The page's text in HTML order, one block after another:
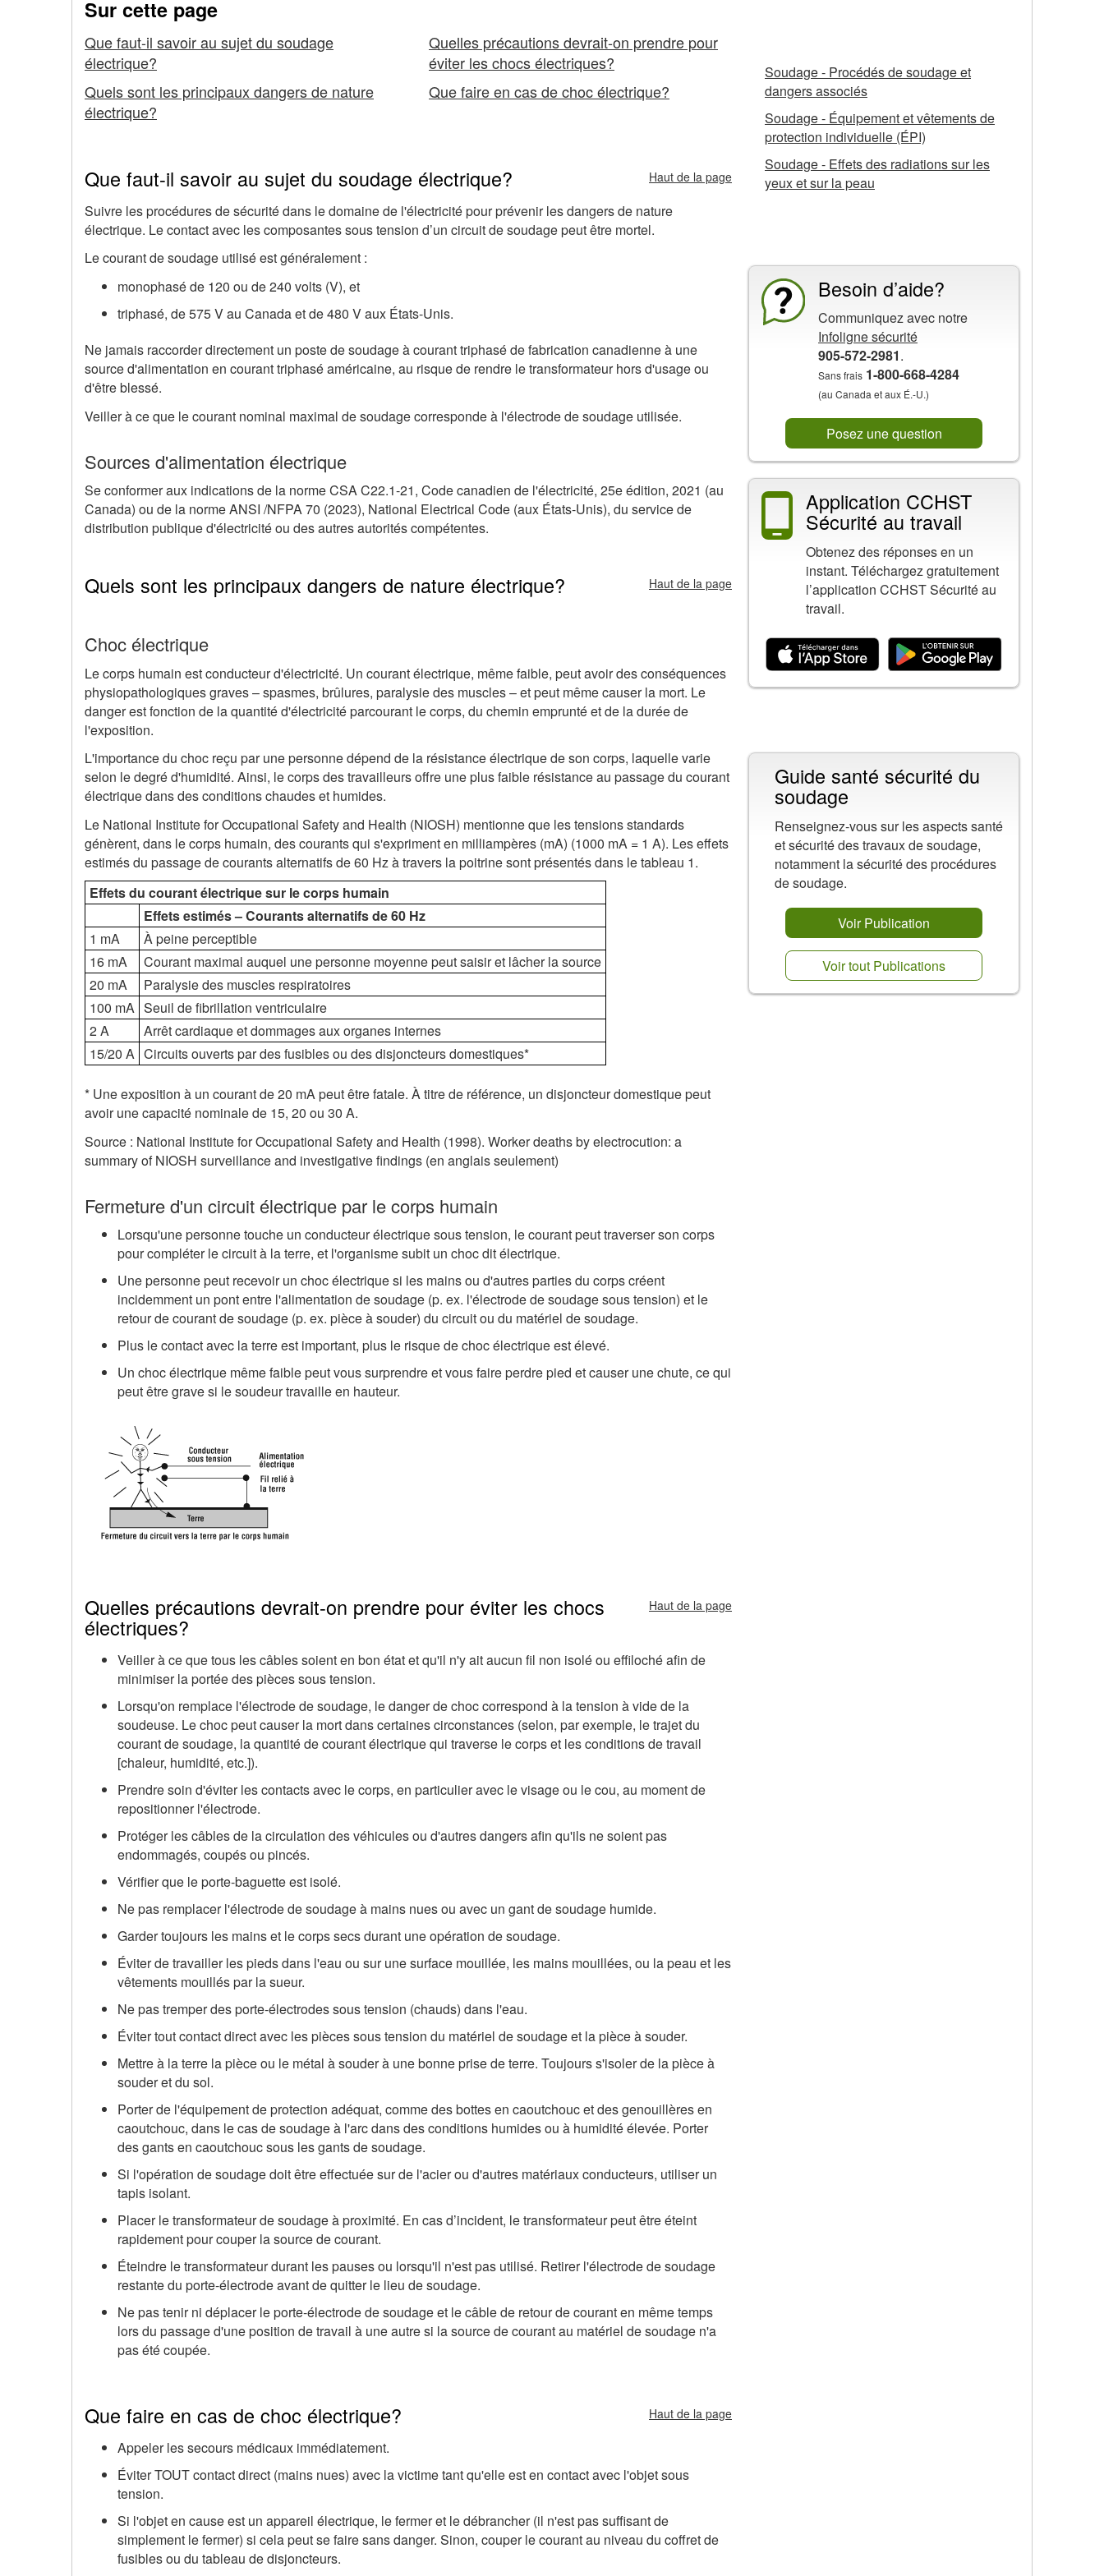
Sécurité
électricité
Sur cette page
Que faut-il savoir au sujet du soudage
électrique?
Quels sont les principaux dangers de nature
électrique?
Quelles précautions devrait-on prendre pour
éviter les chocs électriques?
Que faire en cas de choc électrique?
Que faut-il savoir au sujet du soudage électrique? Haut de la page
Suivre les procédures de sécurité dans le domaine de l'électricité pour prévenir les dangers de nature
électrique. Le contact avec les composantes sous tension d’un circuit de soudage peut être mortel.
Le courant de soudage utilisé est généralement :
monophasé de 120 ou de 240 volts (V), et
triphasé, de 575 V au Canada et de 480 V aux États-Unis.
Ne jamais raccorder directement un poste de soudage à courant triphasé de fabrication canadienne à une
source d'alimentation en courant triphasé américaine, au risque de rendre le transformateur hors d'usage ou
d'être blessé.
Veiller à ce que le courant nominal maximal de soudage corresponde à l'électrode de soudage utilisée.
Sources d'alimentation électrique
Se conformer aux indications de la norme CSA C22.1-21, Code canadien de l'électricité, 25e édition, 2021 (au
Canada) ou de la norme ANSI /NFPA 70 (2023), National Electrical Code (aux États-Unis), du service de
distribution publique d'électricité ou des autres autorités compétentes.
Quels sont les principaux dangers de nature électrique? Haut de la page
Choc électrique
Le corps humain est conducteur d'électricité. Un courant électrique, même faible, peut avoir des conséquences
physiopathologiques graves – spasmes, brûlures, paralysie des muscles – et peut même causer la mort. Le
danger est fonction de la quantité d'électricité parcourant le corps, du chemin emprunté et de la durée de
l'exposition.
L'importance du choc reçu par une personne dépend de la résistance électrique de son corps, laquelle varie
selon le degré d'humidité. Ainsi, le corps des travailleurs offre une plus faible résistance au passage du courant
électrique dans des conditions chaudes et humides.
Le National Institute for Occupational Safety and Health (NIOSH) mentionne que les tensions standards
génèrent, dans le corps humain, des courants qui s'expriment en milliampères (mA) (1000 mA = 1 A). Les effets
estimés du passage de courants alternatifs de 60 Hz à travers la poitrine sont présentés dans le tableau 1.
Effets du courant électrique sur le corps humain
Effets estimés – Courants alternatifs de 60 Hz
1 mA
À peine perceptible
16 mA
Courant maximal auquel une personne moyenne peut saisir et lâcher la source
20 mA
Paralysie des muscles respiratoires
100 mA Seuil de fibrillation ventriculaire
2 A
Arrêt cardiaque et dommages aux organes internes
15/20 A Circuits ouverts par des fusibles ou des disjoncteurs domestiques*
* Une exposition à un courant de 20 mA peut être fatale. À titre de référence, un disjoncteur domestique peut
avoir une capacité nominale de 15, 20 ou 30 A.
Source : National Institute for Occupational Safety and Health (1998). Worker deaths by electrocution: a
summary of NIOSH surveillance and investigative findings (en anglais seulement)
Fermeture d'un circuit électrique par le corps humain
Lorsqu'une personne touche un conducteur électrique sous tension, le courant peut traverser son corps
pour compléter le circuit à la terre, et l'organisme subit un choc dit électrique.
Une personne peut recevoir un choc électrique si les mains ou d'autres parties du corps créent
incidemment un pont entre l'alimentation de soudage (p. ex. l'électrode de soudage sous tension) et le
retour de courant de soudage (p. ex. pièce à souder) du circuit ou du matériel de soudage.
Plus le contact avec la terre est important, plus le risque de choc électrique est élevé.
Un choc électrique même faible peut vous surprendre et vous faire perdre pied et causer une chute, ce qui
peut être grave si le soudeur travaille en hauteur.
Quelles précautions devrait-on prendre pour éviter les chocs
électriques?
Haut de la page
Veiller à ce que tous les câbles soient en bon état et qu'il n'y ait aucun fil non isolé ou effiloché afin de
minimiser la portée des pièces sous tension.
Lorsqu'on remplace l'électrode de soudage, le danger de choc correspond à la tension à vide de la
soudeuse. Le choc peut causer la mort dans certaines circonstances (selon, par exemple, le trajet du
courant de soudage, la quantité de courant électrique qui traverse le corps et les conditions de travail
[chaleur, humidité, etc.]).
Prendre soin d'éviter les contacts avec le corps, en particulier avec le visage ou le cou, au moment de
repositionner l'électrode.
Protéger les câbles de la circulation des véhicules ou d'autres dangers afin qu'ils ne soient pas
endommagés, coupés ou pincés.
Vérifier que le porte-baguette est isolé.
Ne pas remplacer l'électrode de soudage à mains nues ou avec un gant de soudage humide.
Garder toujours les mains et le corps secs durant une opération de soudage.
Éviter de travailler les pieds dans l'eau ou sur une surface mouillée, les mains mouillées, ou la peau et les
vêtements mouillés par la sueur.
Ne pas tremper des porte-électrodes sous tension (chauds) dans l'eau.
Éviter tout contact direct avec les pièces sous tension du matériel de soudage et la pièce à souder.
Mettre à la terre la pièce ou le métal à souder à une bonne prise de terre. Toujours s'isoler de la pièce à
souder et du sol.
Porter de l'équipement de protection adéquat, comme des bottes en caoutchouc et des genouillères en
caoutchouc, dans le cas de soudage à l'arc dans des conditions humides ou à humidité élevée. Porter
des gants en caoutchouc sous les gants de soudage.
Si l'opération de soudage doit être effectuée sur de l'acier ou d'autres matériaux conducteurs, utiliser un
tapis isolant.
Placer le transformateur de soudage à proximité. En cas d’incident, le transformateur peut être éteint
rapidement pour couper la source de courant.
Éteindre le transformateur durant les pauses ou lorsqu'il n'est pas utilisé. Retirer l'électrode de soudage
restante du porte-électrode avant de quitter le lieu de soudage.
Ne pas tenir ni déplacer le porte-électrode de soudage et le câble de retour de courant en même temps
lors du passage d'une position de travail à une autre si la source de courant au matériel de soudage n'a
pas été coupée.
Que faire en cas de choc électrique? Haut de la page
Appeler les secours médicaux immédiatement.
Éviter TOUT contact direct (mains nues) avec la victime tant qu'elle est en contact avec l'objet sous
tension.
Si l'objet en cause est un appareil électrique, le fermer et le débrancher (il n'est pas suffisant de
simplement le fermer) si cela peut se faire sans danger. Sinon, couper le courant au niveau du coffret de
fusibles ou du tableau de disjoncteurs.
Soudage - Procédés de soudage et
dangers associés
Soudage - Équipement et vêtements de
protection individuelle (ÉPI)
Soudage - Effets des radiations sur les
yeux et sur la peau
Besoin d’aide?
Communiquez avec notre
Infoligne sécurité
905-572-2981.
Sans frais 1-800-668-4284
(au Canada et aux É.-U.)
Posez une question
Application CCHST
Sécurité au travail
Obtenez des réponses en un
instant. Téléchargez gratuitement
l’application CCHST Sécurité au
travail.
Guide santé sécurité du
soudage
Renseignez-vous sur les aspects santé
et sécurité des travaux de soudage,
notamment la sécurité des procédures
de soudage.
Voir Publication
Voir tout Publications